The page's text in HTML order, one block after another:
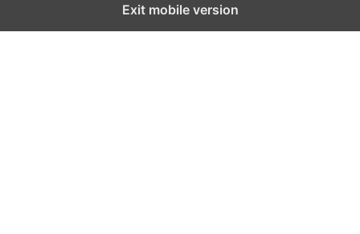
Exit mobile version